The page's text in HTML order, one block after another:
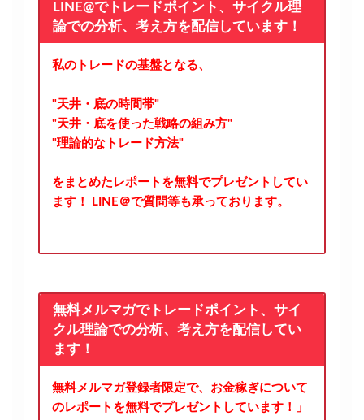
LINE@でトレードポイント、サイクル理
論での分析、考え方を配信しています！
私のトレードの基盤となる、
"天井・底の時間帯"
"天井・底を使った戦略の組み方"
"理論的なトレード方法"
をまとめたレポートを無料でプレゼントしてい
ます！
LINE＠で質問等も承っております。
無料メルマガでトレードポイント、サイ
クル理論での分析、考え方を配信してい
ます！
無料メルマガ登録者限定で、お金稼ぎについて
のレポートを無料でプレゼントしています！」